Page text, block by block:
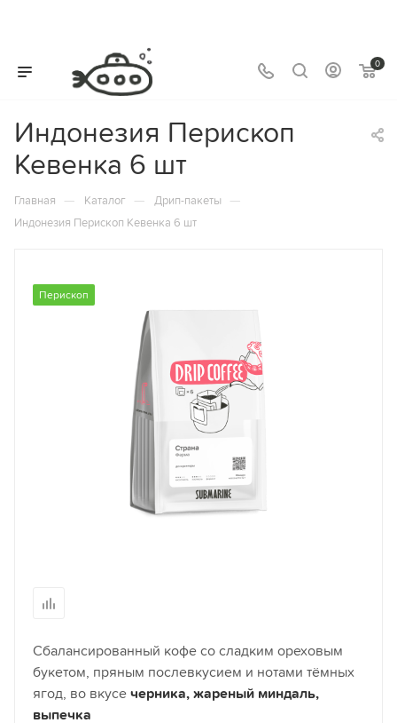
0
Индонезия Перископ
Кевенка 6 шт
Главная — Каталог — Дрип-пакеты —
Индонезия Перископ Кевенка 6 шт
Перископ
Сбалансированный кофе со сладким ореховым
букетом, пряным послевкусием и нотами тёмных
ягод, во вкусе черника, жареный миндаль,
выпечка